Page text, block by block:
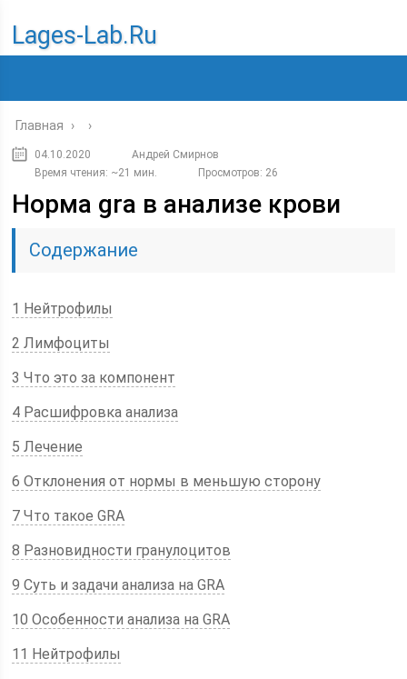
Lages-Lab.ru
Главная › ›
04.10.2020
Андрей Смирнов
Время чтения: ~21 мин.
Просмотров: 26
Норма gra в анализе крови
Содержание
1 Нейтрофилы
2 Лимфоциты
3 Что это за компонент
4 Расшифровка анализа
5 Лечение
6 Отклонения от нормы в меньшую сторону
7 Что такое GRA
8 Разновидности гранулоцитов
9 Суть и задачи анализа на GRA
10 Особенности анализа на GRA
11 Нейтрофилы